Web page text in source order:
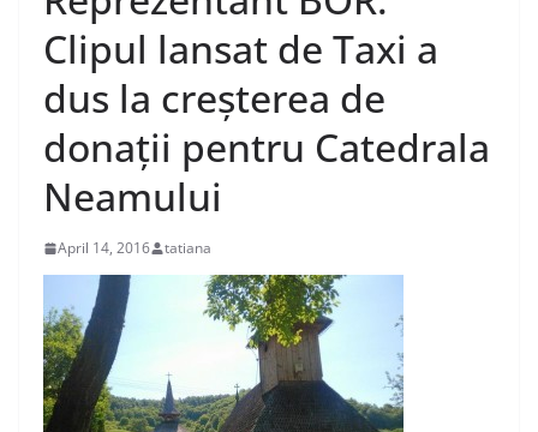
Clipul lansat de Taxi a
dus la creșterea de
donații pentru Catedrala
Neamului
April 14, 2016 tatiana